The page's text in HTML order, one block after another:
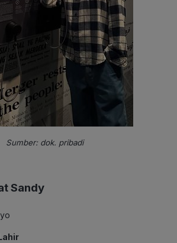
Sumber: dok. pribadi
Sandy